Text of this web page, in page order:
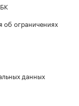
ограничениях
данных